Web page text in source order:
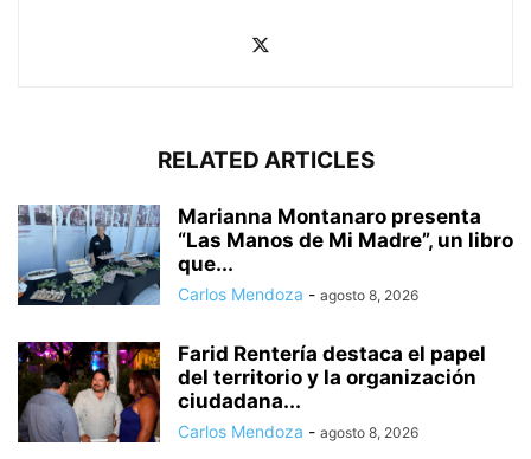
RELATED ARTICLES
Marianna Montanaro presenta
“Las Manos de Mi Madre”, un libro
que...
Carlos Mendoza - agosto 8, 2026
Farid Rentería destaca el papel
del territorio y la organización
ciudadana...
Carlos Mendoza - agosto 8, 2026